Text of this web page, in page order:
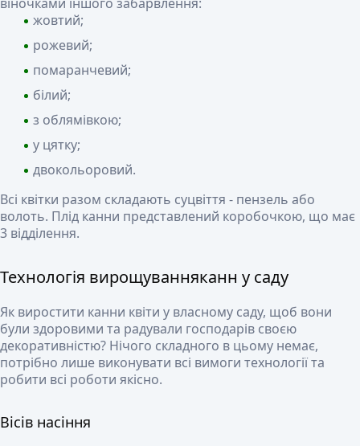
жовтий;
рожевий;
помаранчевий;
білий;
з облямівкою;
у цятку;
двокольоровий.
Всі квітки разом складають суцвіття - пензель або
волоть. Плід канни представлений коробочкою, що має
3 відділення.
Технологія вирощуванняканн у саду
Як виростити канни квіти у власному саду, щоб вони
були здоровими та радували господарів своєю
декоративністю? Нічого складного в цьому немає,
потрібно лише виконувати всі вимоги технології та
робити всі роботи якісно.
Вісів насіння